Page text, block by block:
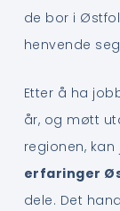
de bor i
henvende
Etter å ha
år, og møtt
regionen, kan
erfaringer
dele. Det